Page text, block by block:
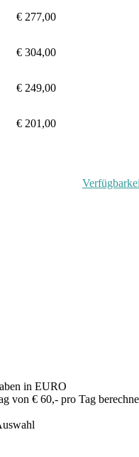
€ 277,00
€ 304,00
€ 249,00
€ 201,00
in EURO
von € 60,- pro Tag